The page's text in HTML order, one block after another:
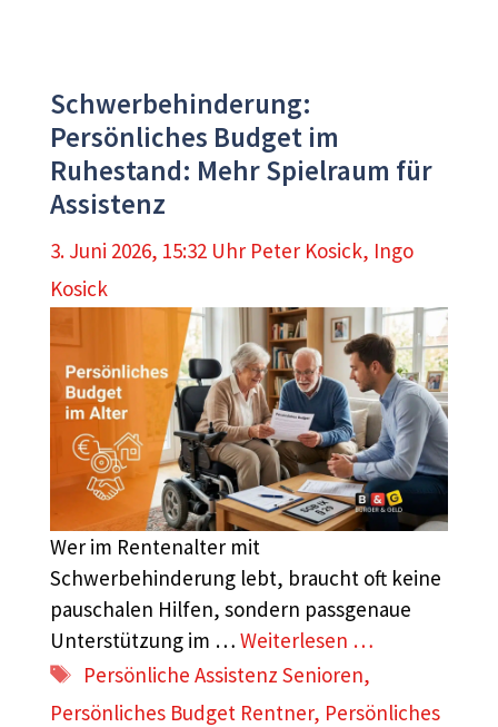
Schwerbehinderung:
Persönliches Budget im
Ruhestand: Mehr Spielraum für
Assistenz
3. Juni 2026, 15:32 Uhr Peter Kosick, Ingo
Kosick
Wer im Rentenalter mit
Schwerbehinderung lebt, braucht oft keine
pauschalen Hilfen, sondern passgenaue
Unterstützung im … Weiterlesen …
Schlagwörter
Persönliche Assistenz Senioren,
Persönliches Budget Rentner, Persönliches